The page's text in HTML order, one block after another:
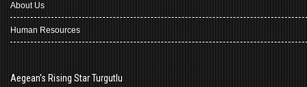
About Us
Human Resources
Aegean's Rising Star Turgutlu